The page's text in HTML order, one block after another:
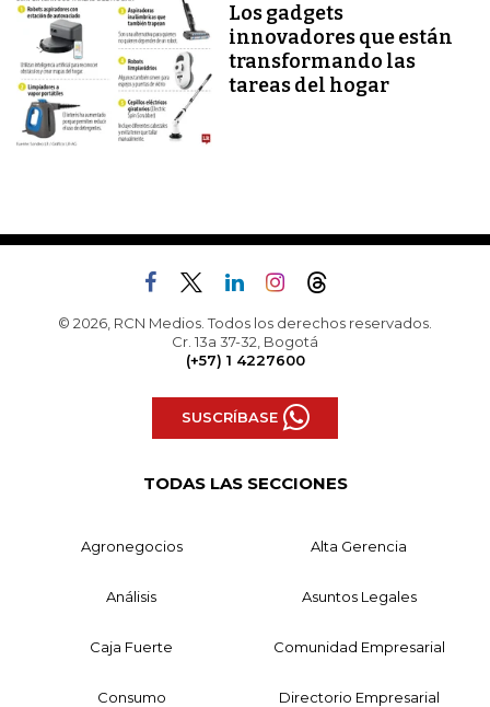
Los gadgets
innovadores que están
transformando las
tareas del hogar
© 2026, RCN Medios. Todos los derechos reservados.
Cr. 13a 37-32, Bogotá
(+57) 1 4227600
SUSCRÍBASE
TODAS LAS SECCIONES
Agronegocios Alta Gerencia
Análisis Asuntos Legales
Caja Fuerte Comunidad Empresarial
Consumo Directorio Empresarial